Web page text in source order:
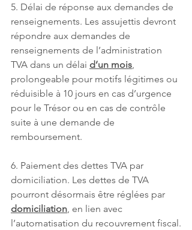
5. Délai de réponse aux demandes de
renseignements. Les assujettis devront
répondre aux demandes de
renseignements de l’administration
TVA dans un délai d’un mois,
prolongeable pour motifs légitimes ou
réduisible à 10 jours en cas d’urgence
pour le Trésor ou en cas de contrôle
suite à une demande de
remboursement.
6. Paiement des dettes TVA par
domiciliation. Les dettes de TVA
pourront désormais être réglées par
domiciliation, en lien avec
l’automatisation du recouvrement fiscal.